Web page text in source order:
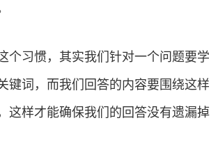
个习惯，其实我们针对一个问题要学
键词，而我们回答的内容要围绕这样
这样才能确保我们的回答没有遗漏掉